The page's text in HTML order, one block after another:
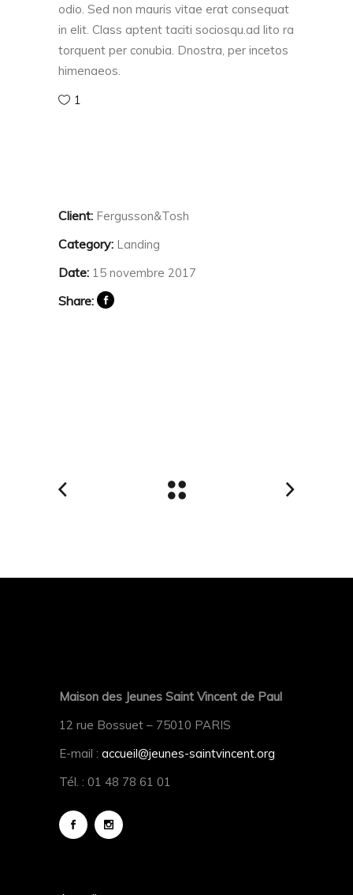
odio. Sed non mauris vitae erat consequat
in elit. Class aptent taciti sociosqu.ad lito ra
torquent per conubia. Dnostra, per incetos
himenaeos.
1
Client: Fergusson&Tosh
Category: Landing
Date: 15 novembre 2017
Share:
Maison des Jeunes Saint Vincent de Paul
12 rue Bossuet – 75010 PARIS
E-mail : accueil@jeunes-saintvincent.org
Tél. : 01 48 78 61 01